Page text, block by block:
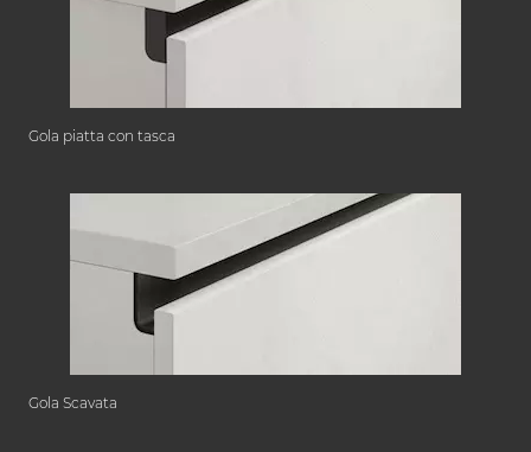
Gola piatta con tasca
Gola Scavata